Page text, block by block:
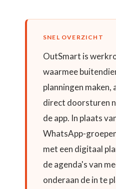
SNEL OVERZICHT
OutSmart is
waarmee
planningen maken,
direct doorsturen
de app. In plaats
WhatsApp-
met een digitaal
de agenda's van
onderaan de in te